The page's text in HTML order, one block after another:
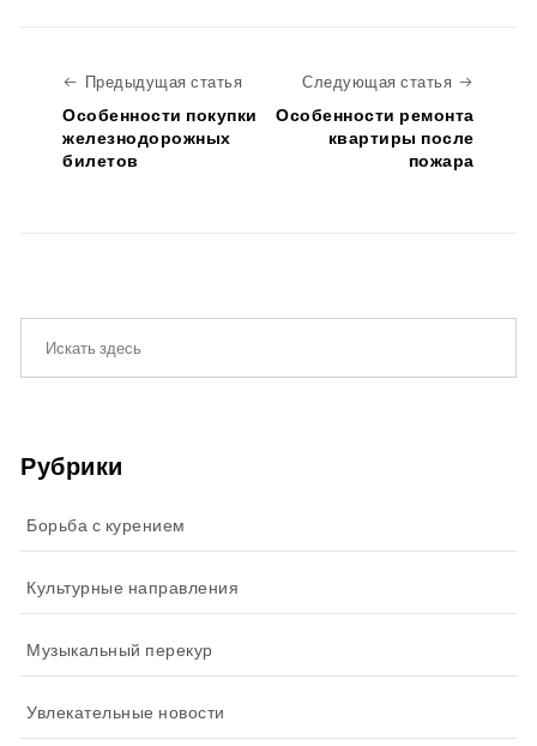
Предыдущая статьяПредыдущая статья
Особенности покупки
железнодорожных
билетов
Следующая статья
Особенности ремонта
квартиры после
пожара
Рубрики
Борьба с курением
Культурные направления
Музыкальный перекур
Увлекательные новости